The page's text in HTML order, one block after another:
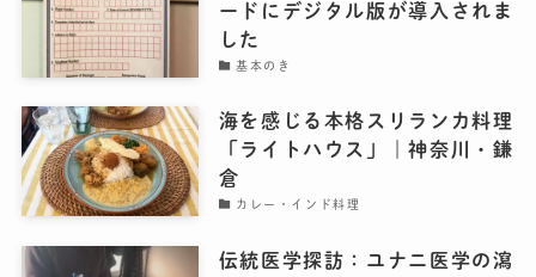
ードにデジタル版が導入されま
した
基本のき
海を感じる本格スリランカ料理
「ライトハウス」｜神奈川・鎌
倉
カレー・インド料理
伝統医学探訪：ユナニ医学の瀉